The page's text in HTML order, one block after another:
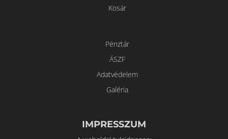
Kosár
Pénztár
ÁSZF
Adatvédelem
Galéria
IMPRESSZUM